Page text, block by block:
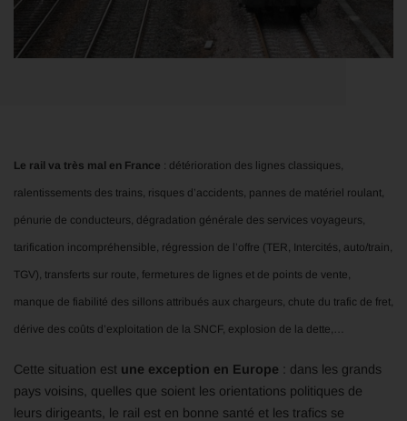
Le rail va très mal en France : détérioration des lignes classiques,
ralentissements des trains, risques d’accidents, pannes de matériel roulant,
pénurie de conducteurs, dégradation générale des services voyageurs,
tarification incompréhensible, régression de l’offre (TER, Intercités, auto/train,
TGV), transferts sur route, fermetures de lignes et de points de vente,
manque de fiabilité des sillons attribués aux chargeurs, chute du trafic de fret,
dérive des coûts d’exploitation de la SNCF, explosion de la dette,…
Cette situation est une exception en Europe : dans les grands
pays voisins, quelles que soient les orientations politiques de
leurs dirigeants, le rail est en bonne santé et les trafics se